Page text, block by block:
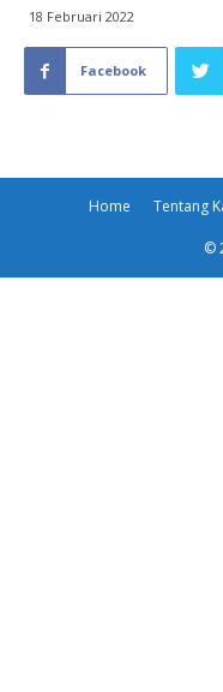
18 Februari 2022
Facebook
Home Tentang
©